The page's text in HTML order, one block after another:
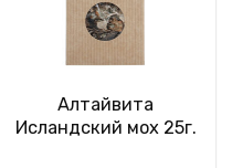
Алтайвита
Исландский мох 25г.